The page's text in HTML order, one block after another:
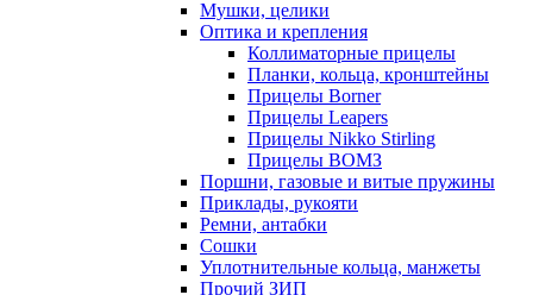
Мушки, целики
Оптика и крепления
Коллиматорные прицелы
Планки, кольца, кронштейны
Прицелы Borner
Прицелы Leapers
Прицелы Nikko Stirling
Прицелы ВОМЗ
Поршни, газовые и витые пружины
Приклады, рукояти
Ремни, антабки
Сошки
Уплотнительные кольца, манжеты
Прочий ЗИП